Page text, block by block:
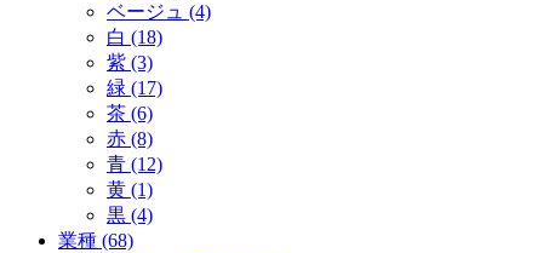
ベージュ (4)
白 (18)
紫 (3)
緑 (17)
茶 (6)
赤 (8)
青 (12)
黄 (1)
黒 (4)
業種 (68)